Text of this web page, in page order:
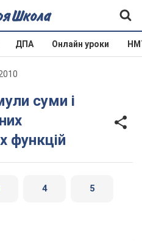
ДПА Онлайн уроки
функцій
4 5